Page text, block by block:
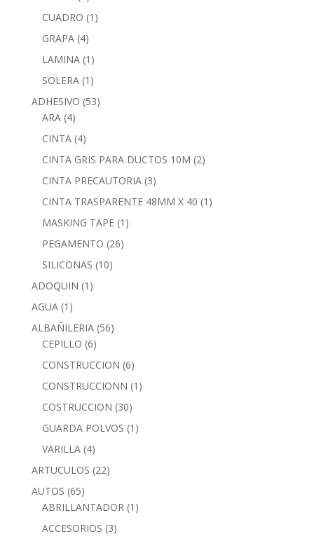
CUADRO (1)
GRAPA (4)
LAMINA (1)
SOLERA (1)
ADHESIVO (53)
ARA (4)
CINTA (4)
CINTA GRIS PARA DUCTOS 10M (2)
CINTA PRECAUTORIA (3)
CINTA TRASPARENTE 48MM X 40 (1)
MASKING TAPE (1)
PEGAMENTO (26)
SILICONAS (10)
ADOQUIN (1)
AGUA (1)
ALBAÑILERIA (56)
CEPILLO (6)
CONSTRUCCION (6)
CONSTRUCCIONN (1)
COSTRUCCION (30)
GUARDA POLVOS (1)
VARILLA (4)
ARTUCULOS (22)
AUTOS (65)
ABRILLANTADOR (1)
ACCESORIOS (3)